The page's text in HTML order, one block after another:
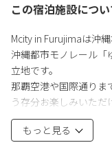
・インターネット（Wi-
し）
・シャワールーム
・トイレ
・洗濯機／乾燥機
・ヘアドライヤー
・掃除機
■アメニティ■
この宿泊施設につ
Mcity in Furujimaは沖
沖縄都市モノレール「
立地です。
那覇空港や国際通りま
う存分お楽しみいただ
す。
もっと見る